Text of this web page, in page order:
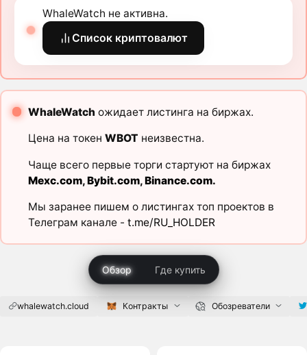
WhaleWatch не активна.
Список криптовалют
WhaleWatch ожидает листинга на биржах.
Цена на токен WBOT неизвестна.
Чаще всего первые торги стартуют на биржах
Mexc.com,Bybit.com,Binance.com.
Мы заранее пишем о листингах топ проектов в
Телеграм канале - t.me/RU_HOLDER
Обзор Где купить
whalewatch.cloud Контракты Обозреватели